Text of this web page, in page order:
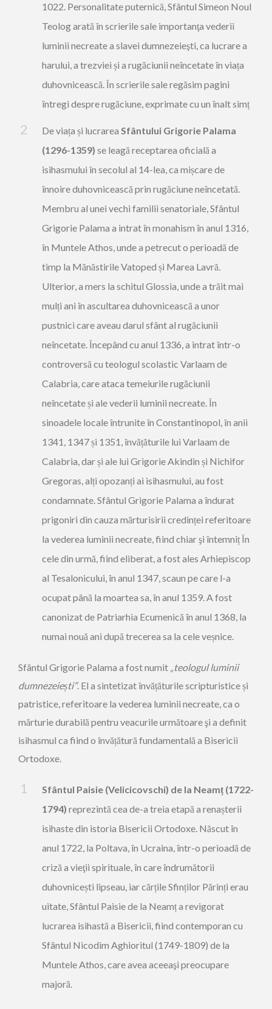
1022. Personalitate puternică, Sfântul Simeon Noul
Teolog arată în scrierile sale importanţa vederii
luminii necreate a slavei dumnezeieşti, ca lucrare a
harului, a trezviei și a rugăciunii neîncetate în viața
duhovnicească. În scrierile sale regăsim pagini
întregi despre rugăciune, exprimate cu un înalt simț
De viața și lucrarea Sfântului Grigorie Palama
(1296-1359) se leagă receptarea oficială a
isihasmului în secolul al 14-lea, ca mișcare de
înnoire duhovnicească prin rugăciune neîncetată.
Membru al unei vechi familii senatoriale, Sfântul
Grigorie Palama a intrat în monahism în anul 1316,
în Muntele Athos, unde a petrecut o perioadă de
timp la Mănăstirile Vatoped și Marea Lavră.
Ulterior, a mers la schitul Glossia, unde a trăit mai
mulți ani în ascultarea duhovnicească a unor
pustnici care aveau darul sfânt al rugăciunii
neîncetate. Începând cu anul 1336, a intrat într-o
controversă cu teologul scolastic Varlaam de
Calabria, care ataca temeiurile rugăciunii
neîncetate și ale vederii luminii necreate. În
sinoadele locale întrunite în Constantinopol, în anii
1341, 1347 și 1351, învățăturile lui Varlaam de
Calabria, dar și ale lui Grigorie Akindin și Nichifor
Gregoras, alți opozanți ai isihasmului, au fost
condamnate. Sfântul Grigorie Palama a îndurat
prigoniri din cauza mărturisirii credinței referitoare
la vederea luminii necreate, fiind chiar şi întemniț În
cele din urmă, fiind eliberat, a fost ales Arhiepiscop
al Tesalonicului, în anul 1347, scaun pe care l-a
ocupat până la moartea sa, în anul 1359. A fost
canonizat de Patriarhia Ecumenică în anul 1368, la
numai nouă ani după trecerea sa la cele veșnice.
Sfântul Grigorie Palama a fost numit „teologul luminii
dumnezeiești”. El a sintetizat învățăturile scripturistice și
patristice, referitoare la vederea luminii necreate, ca o
mărturie durabilă pentru veacurile următoare şi a definit
isihasmul ca fiind o învățătură fundamentală a Bisericii
Ortodoxe.
Sfântul Paisie (Velicicovschi) de la Neamț (1722-
1794) reprezintă cea de-a treia etapă a renașterii
isihaste din istoria Bisericii Ortodoxe. Născut în
anul 1722, la Poltava, în Ucraina, într-o perioadă de
criză a vieţii spirituale, în care îndrumătorii
duhovnicești lipseau, iar cărțile Sfinților Părinți erau
uitate, Sfântul Paisie de la Neamț a revigorat
lucrarea isihastă a Bisericii, fiind contemporan cu
Sfântul Nicodim Aghioritul (1749-1809) de la
Muntele Athos, care avea aceeaşi preocupare
majoră.